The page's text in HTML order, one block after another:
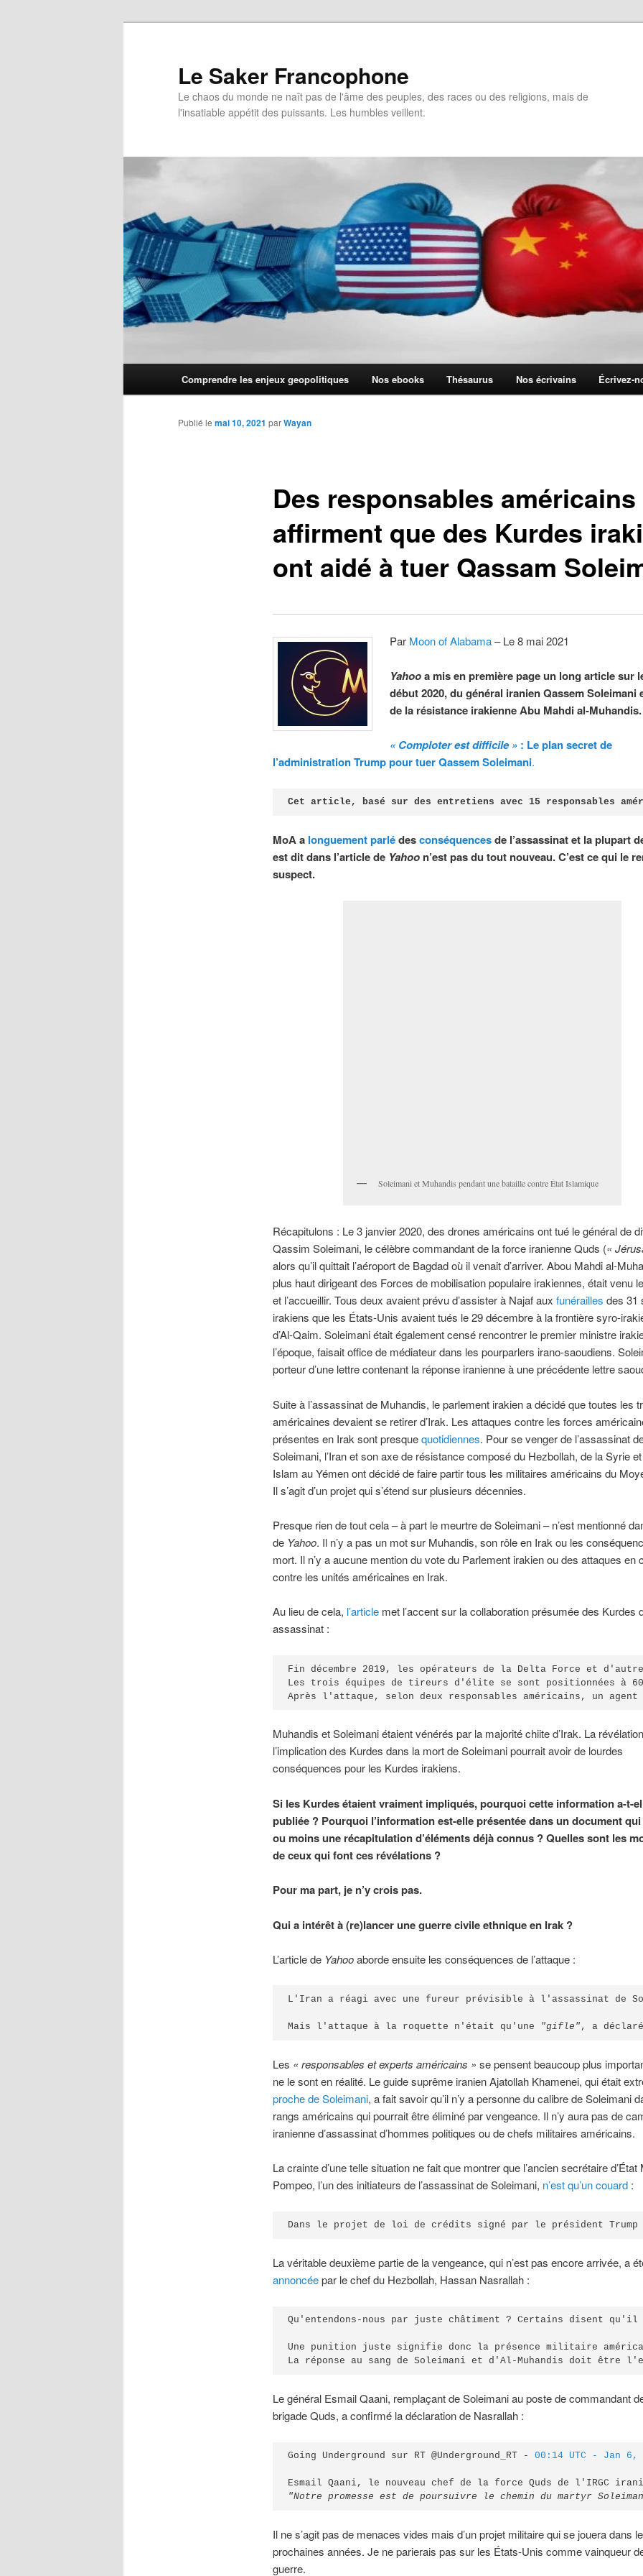
Le Saker Francophone
Le chaos du monde ne naît pas de l'âme des peuples, des races ou des religions, mais de
l'insatiable appétit des puissants. Les humbles veillent.
Comprendre les enjeux geopolitiques Nos ebooks Thésaurus Nos écrivains Écrivez-
Des responsables américains
affirment que des Kurdes
ont aidé à tuer Qassam
Publié le mai 10, 2021 parWayan
Par Moon of Alabama– Le 8 mai 2021
Yahooa mis en première page un long article sur
début 2020, du général iranien Qassem Soleimani
de la résistance irakienne Abu Mahdi al-Muhandis.
« Comploter est difficile » : Le plan secret de
l’administration Trump pour tuer Qassem Soleimani.
Cet article, basé sur des entretiens avec 15 responsables
MoA a longuementparlédesconséquencesde l’assassinat et la plupart
est dit dans l’article de Yahoon’est pas du tout nouveau. C’est ce qui le
suspect.
Soleimani et Muhandis pendant une bataille contre État Islamique
Récapitulons : Le 3 janvier 2020, des drones américains ont tué le général de
Qassim Soleimani, le célèbre commandant de la force iranienne Quds («
alors qu’il quittait l’aéroport de Bagdad où il venait d’arriver. Abou Mahdi al-
plus haut dirigeant des Forces de mobilisation populaire irakiennes, était venu
et l’accueillir. Tous deux avaient prévu d’assister à Najaf aux funérailles des 31
irakiens que les États-Unis avaient tués le 29 décembre à la frontière syro-
d’Al-Qaim. Soleimani était également censé rencontrer le premier ministre
l’époque, faisait office de médiateur dans les pourparlers irano-saoudiens.
porteur d’une lettre contenant la réponse iranienne à une précédente lettre
Suite à l’assassinat de Muhandis, le parlement irakien a décidé que toutes les
américaines devaient se retirer d’Irak. Les attaques contre les forces
présentes en Irak sont presquequotidiennes. Pour se venger de l’assassinat
Soleimani, l’Iran et son axe de résistance composé du Hezbollah, de la Syrie et
Islam au Yémen ont décidé de faire partir tous les militaires américains du
Il s’agit d’un projet qui s’étend sur plusieurs décennies.
Presque rien de tout cela – à part le meurtre de Soleimani – n’est mentionné
de Yahoo. Il n’y a pas un mot sur Muhandis, son rôle en Irak ou les
mort. Il n’y a aucune mention du vote du Parlement irakien ou des attaques en
contre les unités américaines en Irak.
Au lieu de cela, l’articlemet l’accent sur la collaboration présumée des Kurdes
assassinat :
Fin décembre 2019, les opérateurs de la Delta Force et
Les trois équipes de tireurs d'élite se sont positionnées à
Après l'attaque, selon deux responsables américains, un
Muhandis et Soleimani étaient vénérés par la majorité chiite d’Irak. La
l’implication des Kurdes dans la mort de Soleimani pourrait avoir de lourdes
conséquences pour les Kurdes irakiens.
Si les Kurdes étaient vraiment impliqués, pourquoi cette information a-t-
publiée ? Pourquoi l’information est-elle présentée dans un document
ou moins une récapitulation d’éléments déjà connus ? Quelles sont les
de ceux qui font ces révélations ?
Pour ma part, je n’y crois pas.
Qui a intérêt à (re)lancer une guerre civile ethnique en Irak ?
L’article de Yahooaborde ensuite les conséquences de l’attaque :
L'Iran a réagi avec une fureur prévisible à l'assassinat de
Mais l'attaque à la roquette n'était qu'une "gifle" , a
Les « responsables et experts américains » se pensent beaucoup plus
ne le sont en réalité. Le guide suprême iranien Ajatollah Khamenei, qui était
proche de Soleimani, a fait savoir qu’il n’y a personne du calibre de Soleimani
rangs américains qui pourrait être éliminé par vengeance. Il n’y aura pas de
iranienne d’assassinat d’hommes politiques ou de chefs militaires américains.
La crainte d’une telle situation ne fait que montrer que l’ancien secrétaire d’État
Pompeo, l’un des initiateurs de l’assassinat de Soleimani, n’est qu’un couard:
Dans le projet de loi de crédits signé par le président
La véritable deuxième partie de la vengeance, qui n’est pas encore arrivée, a
annoncéepar le chef du Hezbollah, Hassan Nasrallah :
Qu'entendons-nous par juste châtiment ? Certains disent qu'il
Une punition juste signifie donc la présence militaire
La réponse au sang de Soleimani et d'Al-Muhandis doit être
Le général Esmail Qaani, remplaçant de Soleimani au poste de commandant
brigade Quds, a confirmé la déclaration de Nasrallah :
Going Underground sur RT @Underground_RT - 00:14 UTC - Jan 6,
"Notre promesse est de poursuivre le chemin du martyr
Il ne s’agit pas de menaces vides mais d’un projet militaire qui se jouera dans
prochaines années. Je ne parierais pas sur les États-Unis comme vainqueur
guerre.